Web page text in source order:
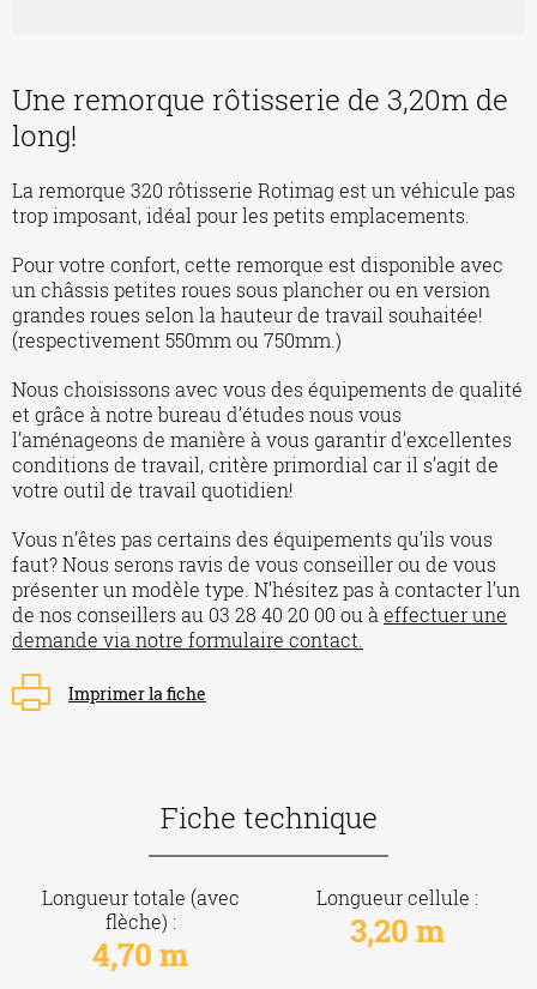
Une remorque rôtisserie de 3,20m de
long!
La remorque 320 rôtisserie Rotimag est un véhicule pas
trop imposant, idéal pour les petits emplacements.
Pour votre confort, cette remorque est disponible avec
un châssis petites roues sous plancher ou en version
grandes roues selon la hauteur de travail souhaitée!
(respectivement 550mm ou 750mm.)
Nous choisissons avec vous des équipements de qualité
et grâce à notre bureau d’études nous vous
l’aménageons de manière à vous garantir d’excellentes
conditions de travail, critère primordial car il s’agit de
votre outil de travail quotidien!
Vous n’êtes pas certains des équipements qu’ils vous
faut? Nous serons ravis de vous conseiller ou de vous
présenter un modèle type. N’hésitez pas à contacter l’un
de nos conseillers au 03 28 40 20 00 ou àeffectuer une
demande via notre formulaire contact.
Imprimer la fiche
Fiche technique
Longueur totale (avec
flèche) :
4,70 m
Longueur cellule :
3,20 m